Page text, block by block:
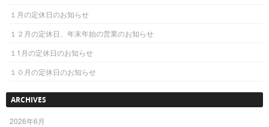
１月の定休日のお知らせ
１２月の定休日、年末年始の営業のお知らせ
１1月の定休日のお知らせ
１０月の定休日のお知らせ
ARCHIVES
2026年6月